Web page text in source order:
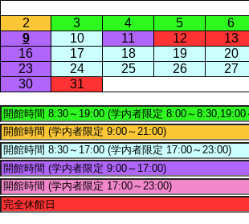
2
3 4 5 6
9
10 11 12 13
16
17 18 19 20
23
24 25 26 27
30
31